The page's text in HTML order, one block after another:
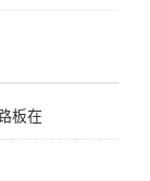
板在